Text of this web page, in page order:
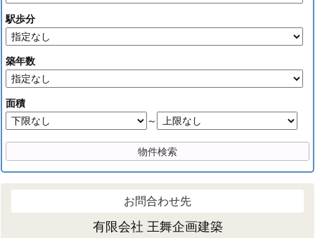
駅歩分
築年数
面積
～
お問合わせ先
有限会社 王舞企画建築